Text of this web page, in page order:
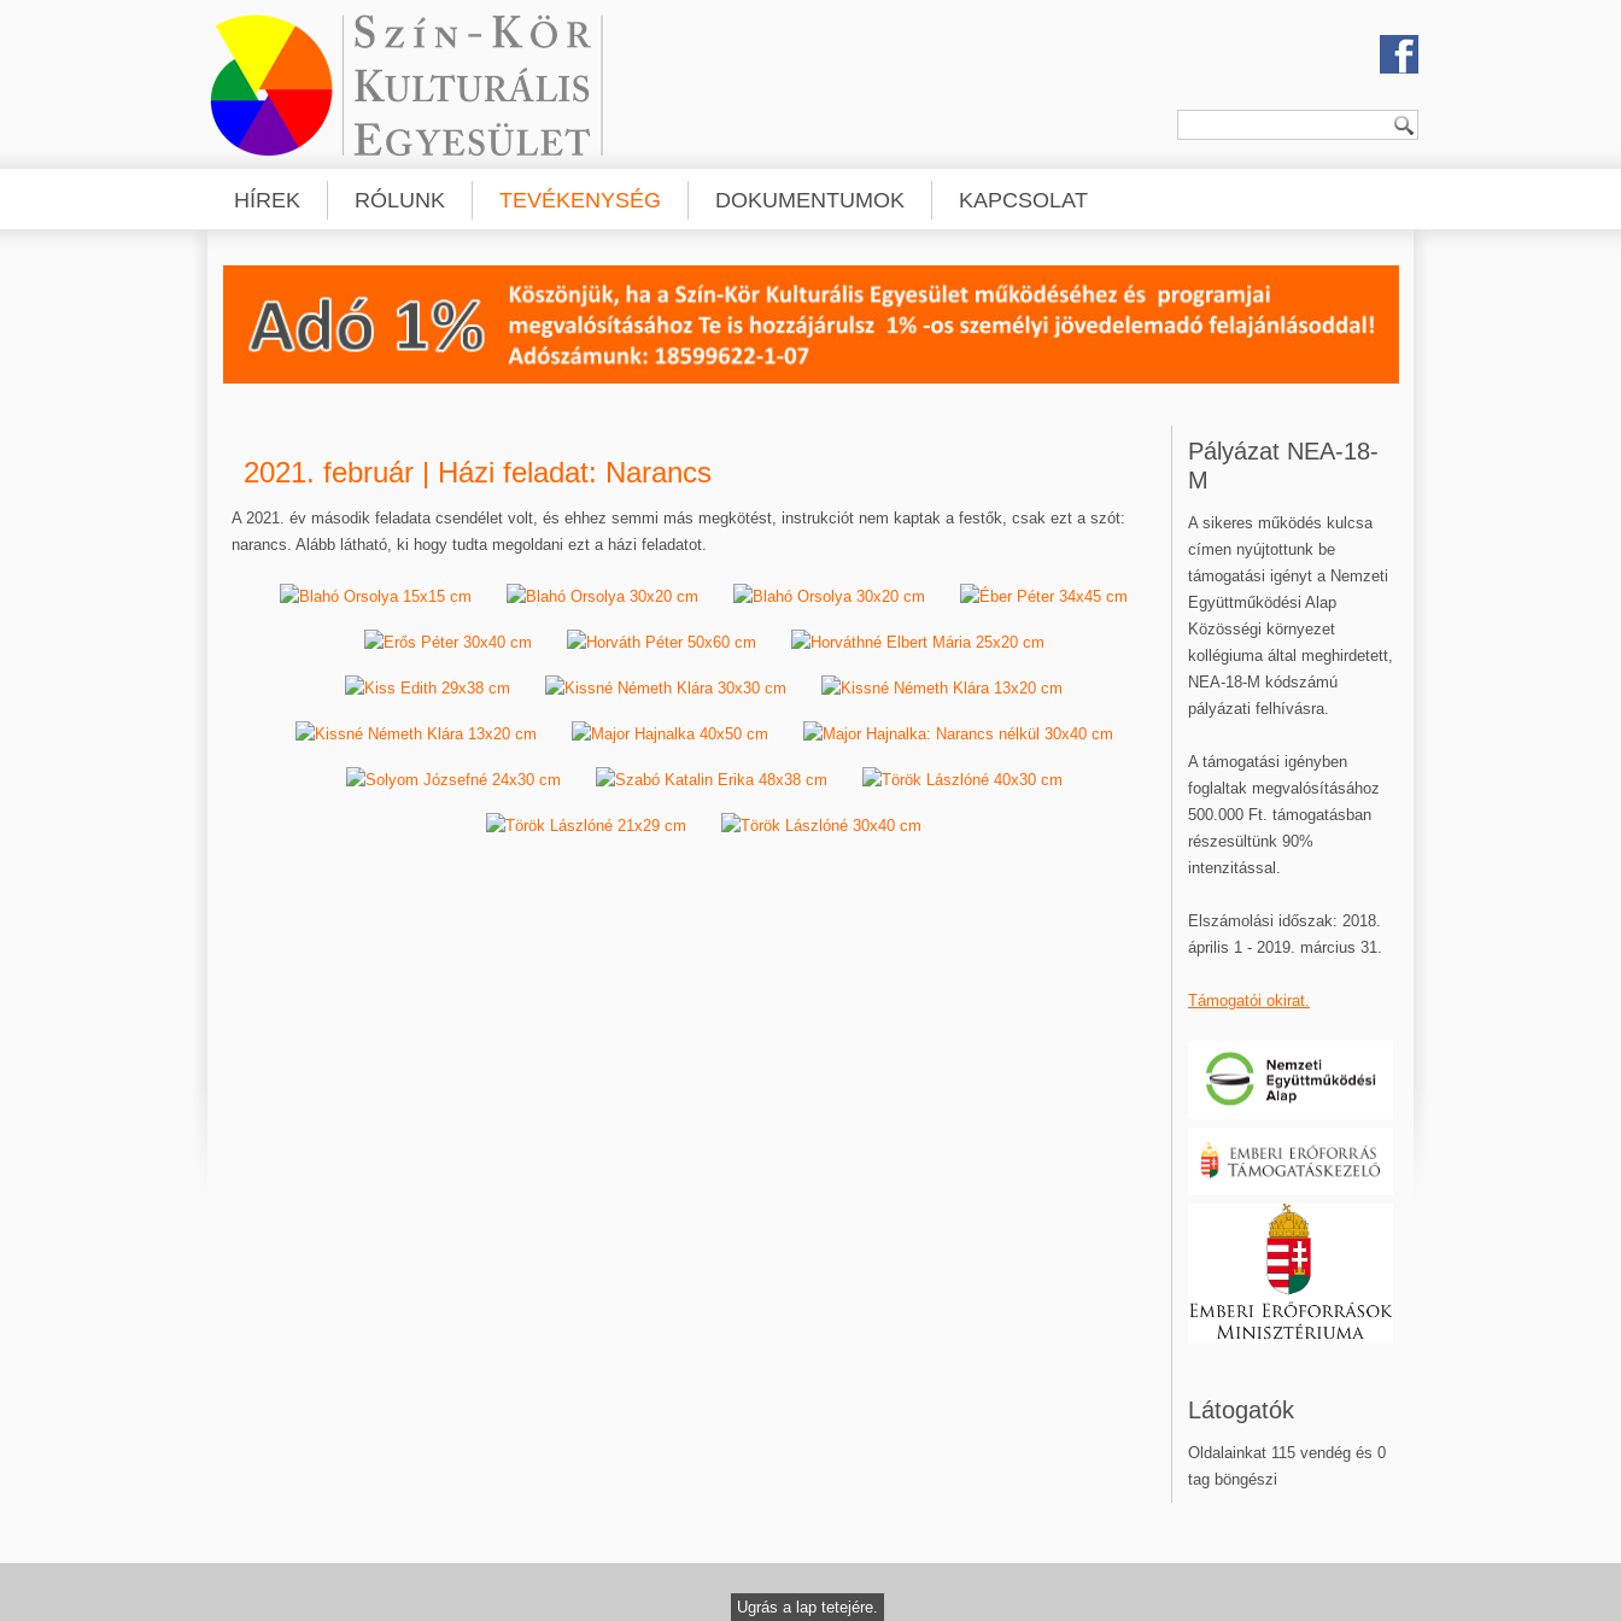
HÍREK RÓLUNK TEVÉKENYSÉG DOKUMENTUMOK KAPCSOLAT
2021. február | Házi feladat: Narancs
A 2021. év második feladata csendélet volt, és ehhez semmi más megkötést, instrukciót nem kaptak a festők, csak ezt a szót:
narancs. Alább látható, ki hogy tudta megoldani ezt a házi feladatot.
Pályázat NEA-18-
M
A sikeres működés kulcsa
címen nyújtottunk be
támogatási igényt a Nemzeti
Együttműködési Alap
Közösségi környezet
kollégiuma által meghirdetett,
NEA-18-M kódszámú
pályázati felhívásra.
A támogatási igényben
foglaltak megvalósításához
500.000 Ft. támogatásban
részesültünk 90%
intenzitással.
Elszámolási időszak: 2018.
április 1 - 2019. március 31.
Támogatói okirat.
Látogatók
Oldalainkat 115 vendég és 0
tag böngészi
Ugrás a lap tetejére.